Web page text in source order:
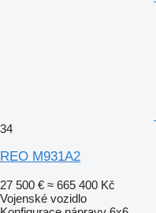
34
REO M931A2
27 500 € ≈ 665 400 Kč
Vojenské vozidlo